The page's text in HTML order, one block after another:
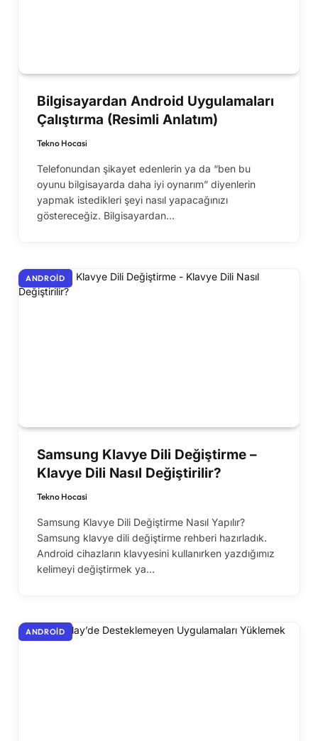
Bilgisayardan Android Uygulamaları
Çalıştırma (Resimli Anlatım)
Tekno Hocasi
Telefonundan şikayet edenlerin ya da “ben bu
oyunu bilgisayarda daha iyi oynarım” diyenlerin
yapmak istedikleri şeyi nasıl yapacağınızı
göstereceğiz. Bilgisayardan…
ANDROID
Samsung Klavye Dili Değiştirme –
Klavye Dili Nasıl Değiştirilir?
Tekno Hocasi
Samsung Klavye Dili Değiştirme Nasıl Yapılır?
Samsung klavye dili değiştirme rehberi hazırladık.
Android cihazların klavyesini kullanırken yazdığımız
kelimeyi değiştirmek ya…
ANDROID